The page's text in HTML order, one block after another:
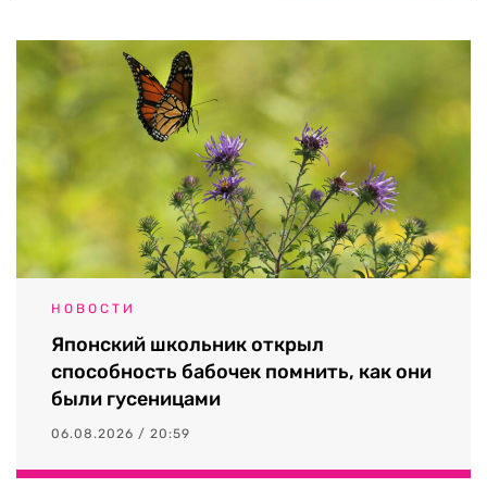
НОВОСТИ
Японский школьник открыл
способность бабочек помнить, как они
были гусеницами
06.08.2026 / 20:59